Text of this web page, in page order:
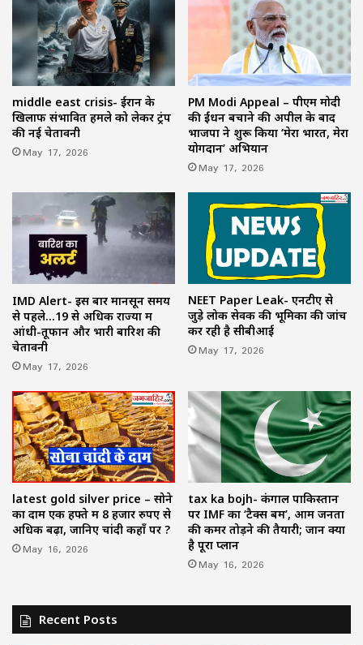
middle east crisis- ईरान के
खिलाफ संभावित हमले को लेकर ट्रंप
की नई चेतावनी
May 17, 2026
PM Modi Appeal – पीएम मोदी
की ईंधन बचाने की अपील के बाद
भाजपा ने शुरू किया ‘मेरा भारत, मेरा
योगदान’ अभियान
May 17, 2026
IMD Alert- इस बार मानसून समय
से पहले…19 से अधिक राज्यों में
आंधी-तूफान और भारी बारिश की
चेतावनी
May 17, 2026
NEET Paper Leak- एनटीए से
जुड़े लोक सेवक की भूमिका की जांच
कर रही है सीबीआई
May 17, 2026
latest gold silver price – सोने
का दाम एक हफ्ते में 8 हजार रुपए से
अधिक बढ़ा, जानिए चांदी कहाँ पर ?
May 16, 2026
tax ka bojh- कंगाल पाकिस्तान
पर IMF का ‘टैक्स बम’, आम जनता
की कमर तोड़ने की तैयारी; जानें क्या
है पूरा प्लान
May 16, 2026
Recent Posts